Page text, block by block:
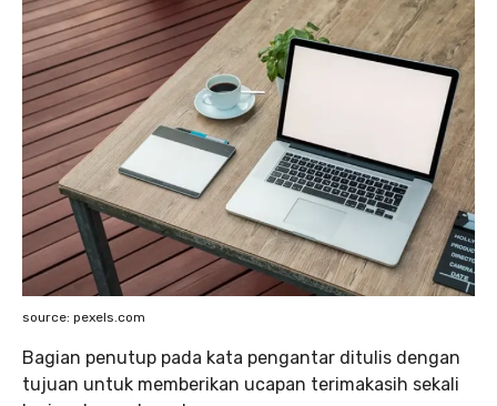
source: pexels.com
Bagian penutup pada kata pengantar ditulis dengan
tujuan untuk memberikan ucapan terimakasih sekali